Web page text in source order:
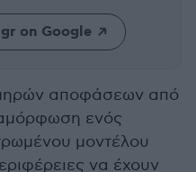
on Google
αποφάσεων από
ενός
μοντέλου
να έχουν